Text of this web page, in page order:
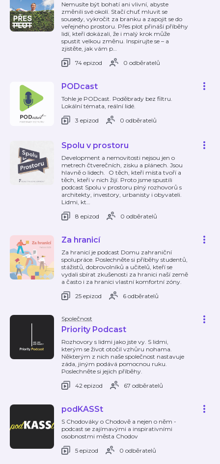
Nemusíte být bohatí ani vlivní, abyste
změnili své okolí. Stačí chuť mluvit se
sousedy, vykročit za branku a zapojit se do
veřejného prostoru. Přes plot přináší příběhy
lidí, kteří dokázali, že i malý krok může
spustit velkou změnu. Inspirujte se – a
zjistěte, jak vám p…
74 epizod
0 odběratelů
PODcast
Tohle je PODcast. Poděbrady bez filtru.
Lokální témata, reální lidé.
3 epizod
0 odběratelů
Spolu v prostoru
Development a nemovitosti nejsou jen o
metrech čtverečních, zisku a plánech. Jsou
hlavně o lidech. O těch, kteří místa tvoří a
těch, kteří v nich žijí. Proto jsme spustili
podcast Spolu v prostoru plný rozhovorů s
architekty, investory, urbanisty i obyvateli.
Lidmi, kt…
8 epizod
0 odběratelů
Za hranicí
Za hranicí je podcast Domu zahraniční
spolupráce. Poslechněte si příběhy studentů,
stážistů, dobrovolníků a učitelů, kteří se
vydali sbírat zkušenosti za hranici naší země
a často i za hranici vlastní komfortní zóny.
25 epizod
6 odběratelů
Společnost
Priority Podcast
Rozhovory s lidmi jako jste vy. S lidmi,
kterým se život otočil vzhůru nohama.
Některým z nich naše společnost nastavuje
záda, jiným podává pomocnou ruku.
Poslechněte si jejich příběhy.
42 epizod
67 odběratelů
podKASSt
S Chodováky o Chodově a nejen o něm -
podcast se zajímavými a inspirativními
osobnostmi města Chodov
5 epizod
0 odběratelů